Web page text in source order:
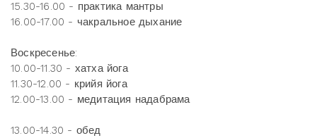
15.30-16.00 - практика мантры
16.00-17.00 - чакральное дыхание
Воскресенье:
10.00-11.30 - хатха йога
11.30-12.00 - крийя йога
12.00-13.00 - медитация надабрама
13.00-14.30 - обед